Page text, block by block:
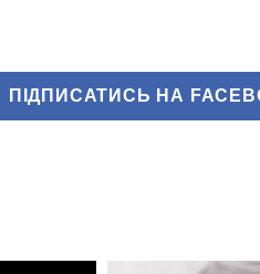
ПІДПИСАТИСЬ НА